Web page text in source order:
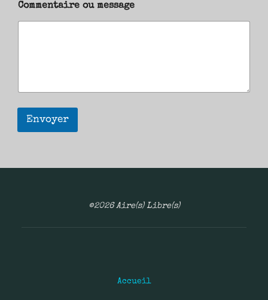
Commentaire ou message
Envoyer
©2026 Aire(s) Libre(s)
Accueil